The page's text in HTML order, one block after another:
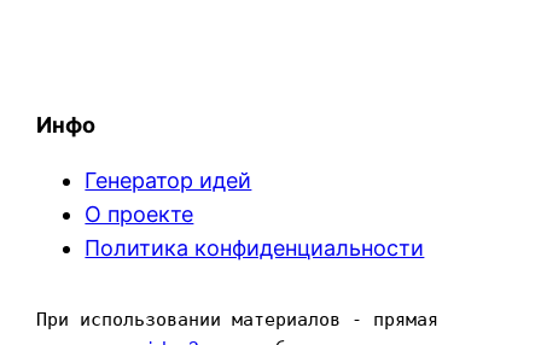
Инфо
Генератор идей
О проекте
Политика конфиденциальности
При использовании материалов - прямая